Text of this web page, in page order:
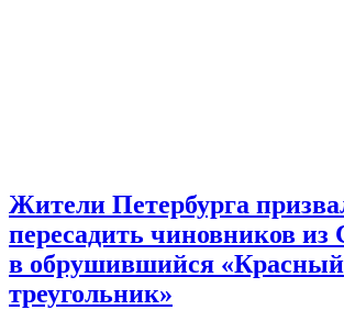
Жители Петербурга
пересадить чиновников из
в обрушившийся «Красный
треугольник»